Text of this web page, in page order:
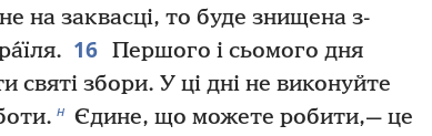
на заквасці, то буде знищена з-
16 Першого і сьомого дня
святі збори. У ці дні не виконуйте
н Єдине, що можете робити,— це